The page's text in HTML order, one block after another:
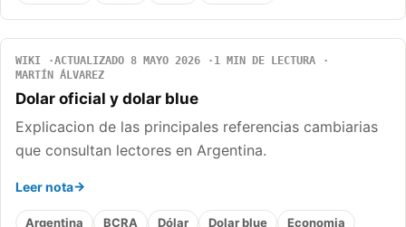
WIKI ACTUALIZADO 8 MAYO 2026
1 MIN DE LECTURA
MARTÍN ÁLVAREZ
Dolar oficial y dolar blue
Explicacion de las principales referencias cambiarias
que consultan lectores en Argentina.
Leer nota
Argentina BCRA Dólar Dolar blue Economia